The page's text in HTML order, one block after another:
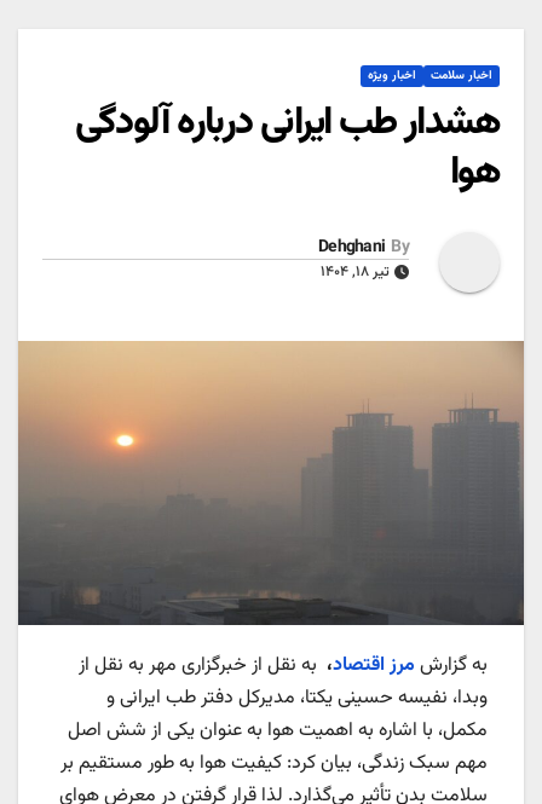
اخبار سلامت اخبار ویژه
هشدار طب ایرانی درباره آلودگی
هوا
By
Dehghani
تیر ۱۸, ۱۴۰۴
به گزارش مرز اقتصاد، به نقل از خبرگزاری مهر به نقل از
وبدا، نفیسه حسینی یکتا، مدیرکل دفتر طب ایرانی و
مکمل، با اشاره به اهمیت هوا به عنوان یکی از شش اصل
مهم سبک زندگی، بیان کرد: کیفیت هوا به طور مستقیم بر
سلامت بدن تأثیر می‌گذارد. لذا قرار گرفتن در معرض هوای